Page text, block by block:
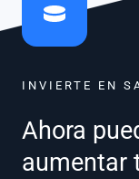
INVIERTE EN
Ahora
aumentar